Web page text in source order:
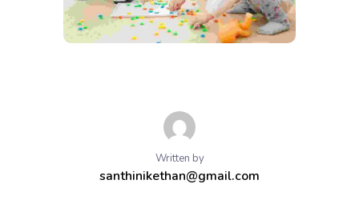
Written by
santhinikethan@gmail.com